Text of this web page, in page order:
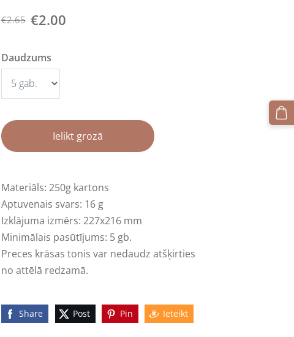
€2.65 €2.00
Daudzums
Ielikt grozā
Materiāls: 250g kartons
Aptuvenais svars: 16 g
Izklājuma izmērs: 227x216 mm
Minimālais pasūtījums: 5 gb.
Preces krāsas tonis var nedaudz atšķirties
no attēlā redzamā.
Share Post Pin Ieteikt